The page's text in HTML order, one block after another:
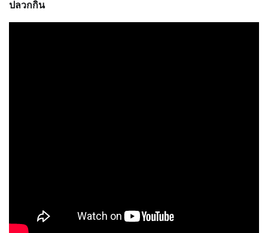
ปลวกกิน